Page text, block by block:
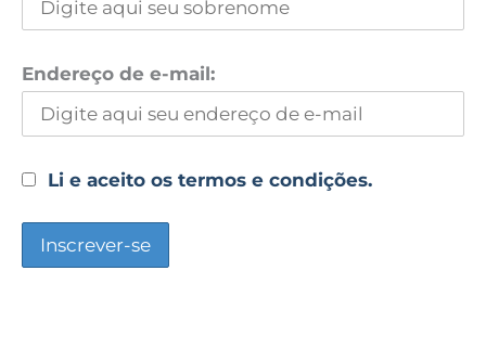
Endereço de e-mail:
Li e aceito os termos e condições.